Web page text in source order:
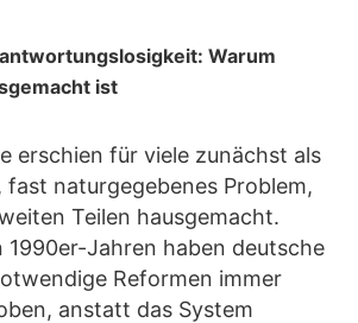
Warum
ist
erschien für viele zunächst als
fast naturgegebenes Problem,
Teilen hausgemacht.
1990er-Jahren haben deutsche
Reformen immer
anstatt das System